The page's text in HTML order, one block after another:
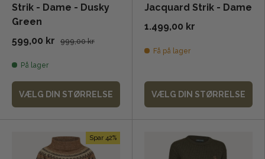
Strik - Dame - Dusky
Green
599,00 kr
999,00 kr
På lager
VÆLG DIN STØRRELSE
Jacquard Strik - Dame
1.499,00 kr
Få på lager
VÆLG DIN STØRRELSE
Spar 42%